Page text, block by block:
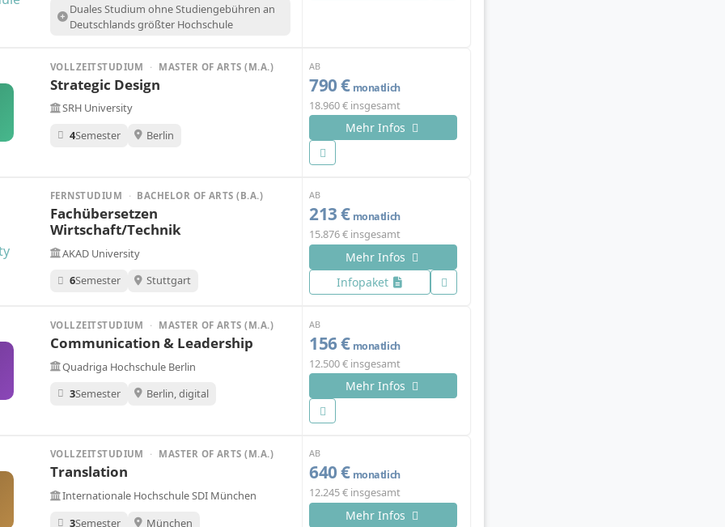
Duales Studium ohne Studiengebühren an
Deutschlands größter Hochschule
VOLLZEITSTUDIUM · MASTER OF ARTS (M.A.)
Strategic Design
SRH University
4Semester Berlin
AB
790 € monatlich
18.960 € insgesamt
Mehr Infos
FERNSTUDIUM · BACHELOR OF ARTS (B.A.)
Fachübersetzen
Wirtschaft/Technik
AKAD University
6Semester Stuttgart
AB
213 € monatlich
15.876 € insgesamt
Mehr Infos
Infopaket
VOLLZEITSTUDIUM · MASTER OF ARTS (M.A.)
Communication & Leadership
Quadriga Hochschule Berlin
3Semester Berlin, digital
AB
156 € monatlich
12.500 € insgesamt
Mehr Infos
VOLLZEITSTUDIUM · MASTER OF ARTS (M.A.)
Translation
Internationale Hochschule SDI München
3Semester München
AB
640 € monatlich
12.245 € insgesamt
Mehr Infos